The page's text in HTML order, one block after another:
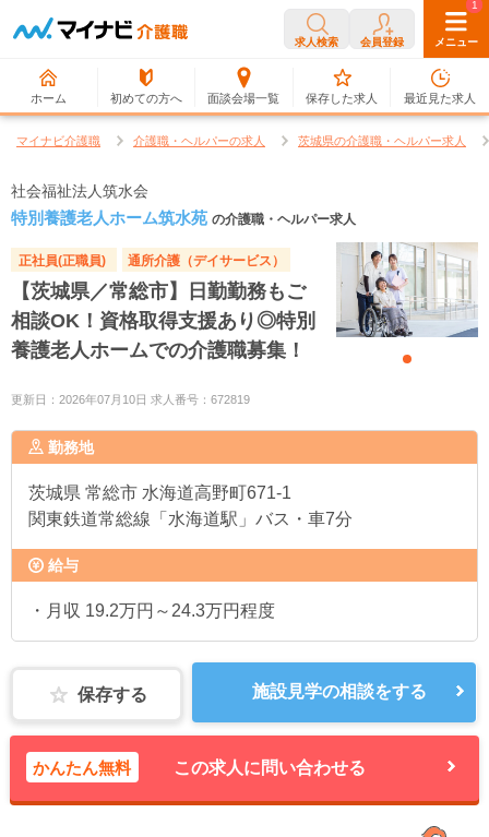
求人検索 会員登録 メニュー
ホーム 初めての方へ 面談会場一覧
0
保存した求人
1
最近見た求人
マイナビ介護職 介護職・ヘルパーの求人 茨城県の介護職・ヘルパー求人
社会福祉法人筑水会
特別養護老人ホーム筑水苑 の介護職・ヘルパー求人
正社員(正職員) 通所介護（デイサービス）
【茨城県／常総市】日勤勤務もご
相談OK！資格取得支援あり◎特別
養護老人ホームでの介護職募集！
更新日：2026年07月10日 求人番号：672819
勤務地
茨城県 常総市 水海道高野町671-1
関東鉄道常総線「水海道駅」バス・車7分
給与
・月収 19.2万円～24.3万円程度
保存する 施設見学の相談をする
かんたん無料 この求人に問い合わせる